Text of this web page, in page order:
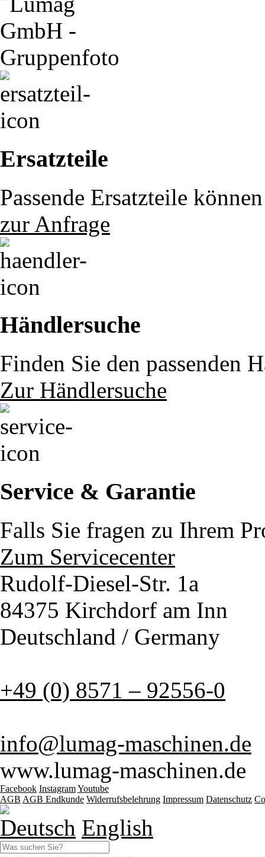
Ersatzteile
Passende Ersatzteile
zur Anfrage
Händlersuche
Finden Sie den passenden
Zur Händlersuche
Service & Garantie
Falls Sie fragen zu Ihrem
Zum Servicecenter
Rudolf-Diesel-Str. 1a
84375 Kirchdorf am Inn
Deutschland / Germany
+49 (0) 8571 – 92556-0
info@lumag-maschinen.de
www.lumag-maschinen.de
Facebook InstagramYoutube
AGB AGB Endkunde Widerrufsbelehrung Impressum Datenschutz
Deutsch English